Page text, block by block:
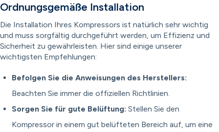
Ordnungsgemäße Installation
Die Installation Ihres Kompressors ist natürlich sehr wichtig
und muss sorgfältig durchgeführt werden, um Effizienz und
Sicherheit zu gewährleisten. Hier sind einige unserer
wichtigsten Empfehlungen:
Befolgen Sie die Anweisungen des Herstellers:
Beachten Sie immer die offiziellen Richtlinien.
Sorgen Sie für gute Belüftung: Stellen Sie den
Kompressor in einem gut belüfteten Bereich auf, um eine